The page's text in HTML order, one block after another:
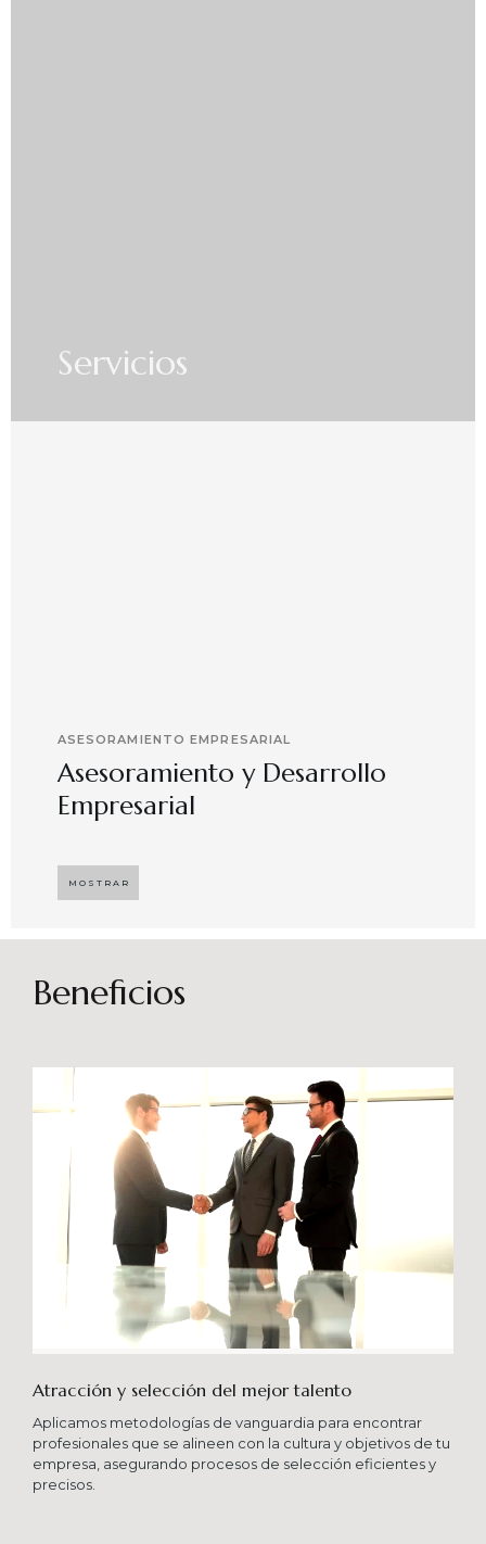
Servicios
ASESORAMIENTO EMPRESARIAL
Asesoramiento y Desarrollo
Empresarial
desarrollar el compromiso y motivación en el
capital humano en ambientes de trabajo más
sostenibles en el tiempo. Brindando soporte
especializado en proyectos integrales que
potencien su crecimiento en los niveles
esperados combinando una serie de buenas
prácticas y diversas metodologías.
MOSTRAR
Beneficios
Atracción y selección del mejor talento
Aplicamos metodologías de vanguardia para encontrar
profesionales que se alineen con la cultura y objetivos de tu
empresa, asegurando procesos de selección eficientes y
precisos.